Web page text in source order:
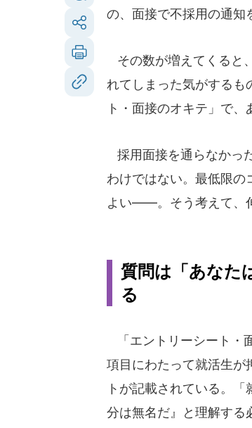
の、面接で不採用の通知
その数が増えてくると
れてしまった気がするも
ト・面接のオキテ」で、
採用面接を通らなかっ
わけではない。最低限の
よい――。そう考えて、
質問は「あなた
る
「エントリーシート・
項目にわたって就活生が
トが記載されている。
分は無名だ』と理解する